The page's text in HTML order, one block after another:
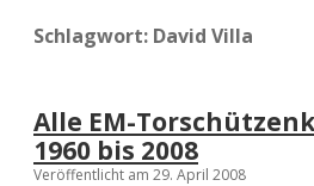
Schlagwort: David Villa
Alle EM-
1960 bis 2008
Veröffentlicht am 29. April 2008